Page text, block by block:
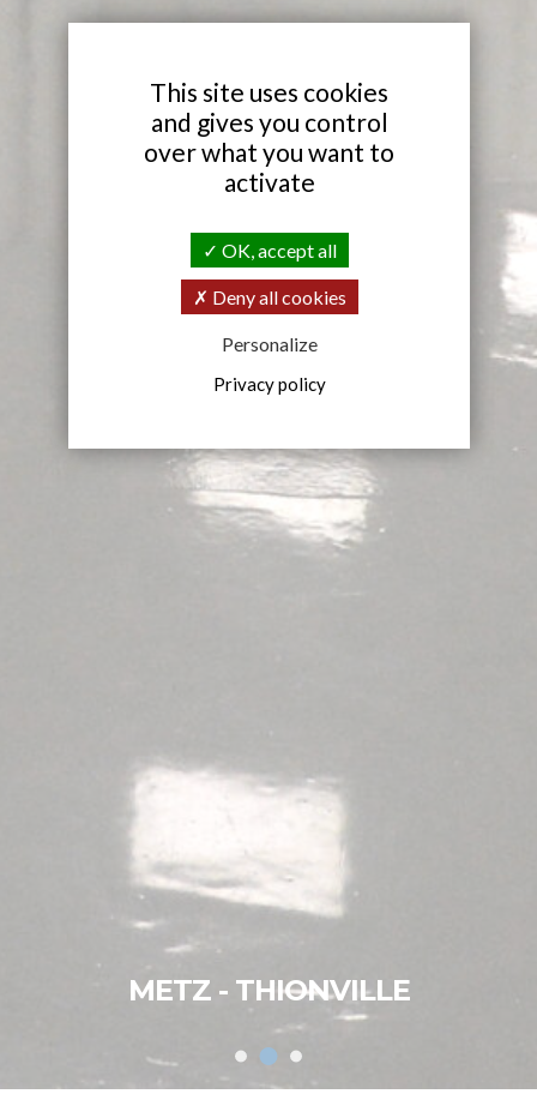
METZ - THIONVILLE
This site uses cookies
and gives you control
over what you want to
activate
OK, accept all
Deny all cookies
Personalize
Privacy policy